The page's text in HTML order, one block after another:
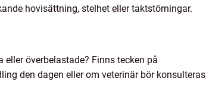
hovisättning, stelhet eller taktstörningar.
överbelastade? Finns tecken på
den dagen eller om veterinär bör konsulteras